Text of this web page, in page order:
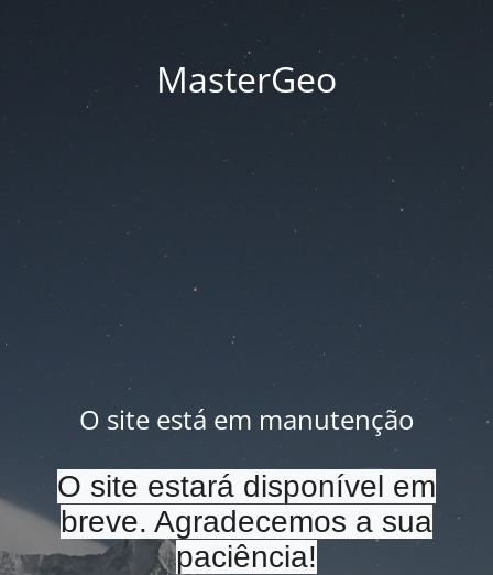
MasterGeo
O site está em manutenção
O site estará disponível em
breve. Agradecemos a sua
paciência!